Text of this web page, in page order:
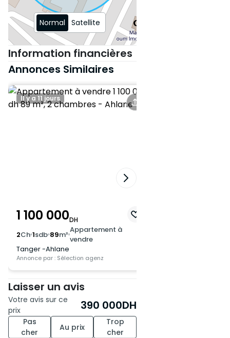
Normal Satellite
Information financières
Annonces Similaires
Il y a 11 jours
1 100 000DH
2Ch 1sdb 89m² Appartement à
vendre
Tanger -Ahlane
Annonce par : Sélection agenz
Laisser un avis
Votre avis sur ce
prix
390 000DH
Pas
cher
Au prix
Trop
cher